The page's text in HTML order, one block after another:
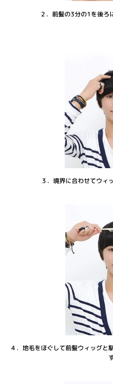
２．前髪の3分の1を後ろ
３．境界に合わせてウィ
４．地毛をほぐして前髪ウィッグと